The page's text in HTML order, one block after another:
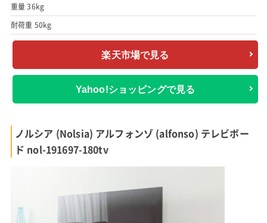
重量 36kg
耐荷重 50kg
楽天市場で見る
Yahoo!ショッピングで見る
ノルシア (Nolsia) アルフォンゾ (alfonso) テレビボー
ド nol-191697-180tv